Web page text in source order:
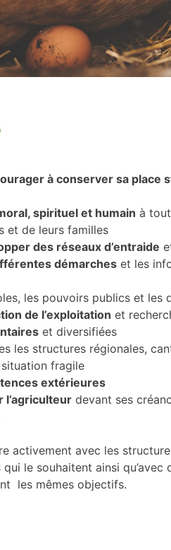
à conserver sa place
spirituel et humain à
et de leurs familles
des réseaux d’entraide
démarches et les
les pouvoirs publics et les
de l’exploitation et
et diversifiées
les structures régionales,
fragile
extérieures
l’agriculteur devant ses
activement avec les
le souhaitent ainsi qu’avec
les mêmes objectifs.